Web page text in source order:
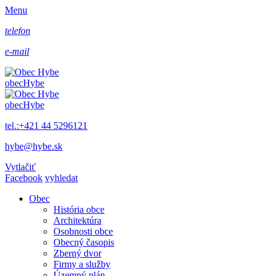
Menu
telefon
e-mail
obecHybe
obecHybe
tel.:+421 44 5296121
hybe@hybe.sk
Vytlačiť
Facebook vyhledat
Obec
História obce
Architektúra
Osobnosti obce
Obecný časopis
Zberný dvor
Firmy a služby